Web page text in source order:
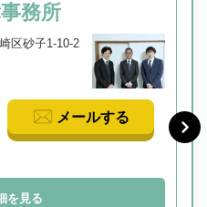
務所
区砂子1-10-2
メールする
を見る